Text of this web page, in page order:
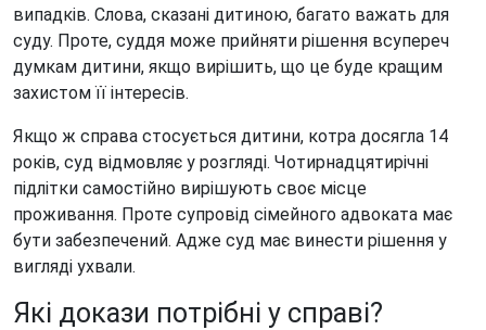
випадків. Слова, сказані дитиною, багато важать для
суду. Проте, суддя може прийняти рішення всупереч
думкам дитини, якщо вирішить, що це буде кращим
захистом її інтересів.
Якщо ж справа стосується дитини, котра досягла 14
років, суд відмовляє у розгляді. Чотирнадцятирічні
підлітки самостійно вирішують своє місце
проживання. Проте супровід сімейного адвоката має
бути забезпечений. Адже суд має винести рішення у
вигляді ухвали.
Які докази потрібні у справі?